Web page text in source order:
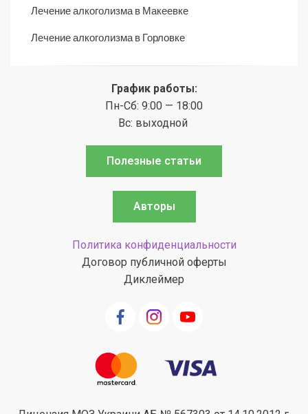
Лечение алкоголизма в Макеевке
Лечение алкоголизма в Горловке
График работы:
Пн-Сб: 9:00 — 18:00
Вс: выходной
Полезные статьи
Авторы
Политика конфиденциальности
Договор публичной оферты
Диклеймер